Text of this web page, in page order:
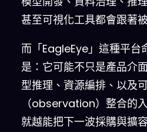
甚至可視化工具都會跟著
而「EagleEye」這種平台
是：它可能不只是產品介
型推理、資源編排、以及
（observation）整合的
就越能把下一波採購與擴